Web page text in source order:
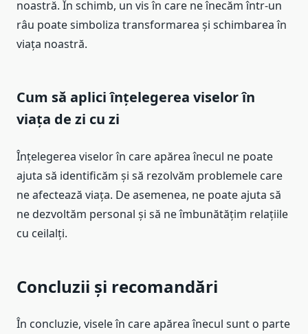
noastră. În schimb, un vis în care ne înecăm într-un
râu poate simboliza transformarea și schimbarea în
viața noastră.
Cum să aplici înțelegerea viselor în
viața de zi cu zi
Înțelegerea viselor în care apărea înecul ne poate
ajuta să identificăm și să rezolvăm problemele care
ne afectează viața. De asemenea, ne poate ajuta să
ne dezvoltăm personal și să ne îmbunătățim relațiile
cu ceilalți.
Concluzii și recomandări
În concluzie, visele în care apărea înecul sunt o parte